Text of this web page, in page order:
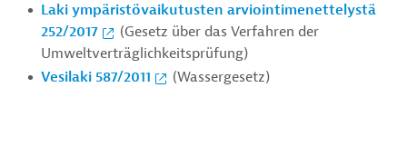
Laki ympäristövaikutusten arviointimenettelystä
252/2017
(Gesetz über das Verfahren der
Umweltverträglichkeitsprüfung)
Vesilaki 587/2011
(Wassergesetz)